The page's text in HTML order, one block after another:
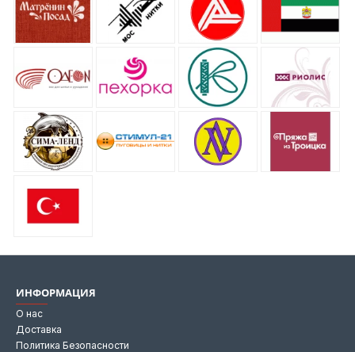
ИНФОРМАЦИЯ
О нас
Доставка
Политика Безопасности